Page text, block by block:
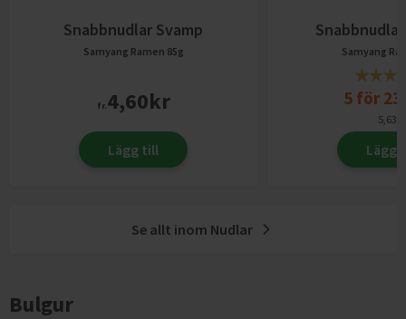
Snabbnudlar Svamp
Samyang Ramen 85g
fr.4,60kr
Lägg till
Samyang
5för
5,63
Lägg
Se allt inom Nudlar
Bulgur